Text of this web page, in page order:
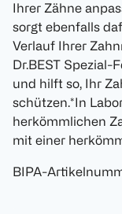
Ihrer Zähne
sorgt ebenfalls
Verlauf Ihrer
Dr.BEST Spezial-
und hilft so, Ihr
schützen.*In
herkömmlichen
mit einer
BIPA-